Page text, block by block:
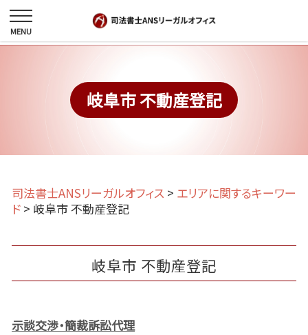
岐阜市 不動産登記
司法書士ANSリーガルオフィス > エリアに関するキーワー
ド > 岐阜市 不動産登記
岐阜市 不動産登記
示談交渉・簡裁訴訟代理